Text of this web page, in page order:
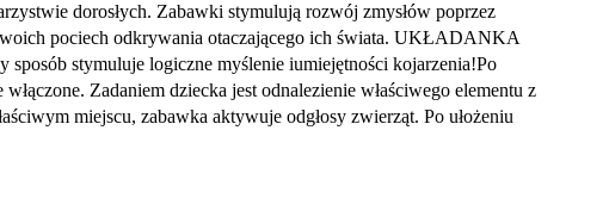
dorosłych. Zabawki stymulują rozwój zmysłów poprzez
pociech odkrywania otaczającego ich świata. UKŁADANKA
stymuluje logiczne myślenie iumiejętności kojarzenia!Po
Zadaniem dziecka jest odnalezienie właściwego elementu z
miejscu, zabawka aktywuje odgłosy zwierząt. Po ułożeniu